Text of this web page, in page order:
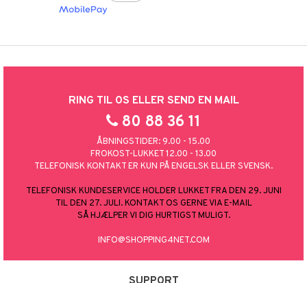
RING TIL OS ELLER SEND EN MAIL
80 88 36 11
ÅBNINGSTIDER: 9.00 - 15.00
FROKOST-LUKKET 12.00 - 13.00
TELEFONISK KONTAKT ER KUN PÅ ENGELSK ELLER SVENSK.
TELEFONISK KUNDESERVICE HOLDER LUKKET FRA DEN 29. JUNI
TIL DEN 27. JULI. KONTAKT OS GERNE VIA E-MAIL
SÅ HJÆLPER VI DIG HURTIGST MULIGT.
INFO@SHOPPING4NET.COM